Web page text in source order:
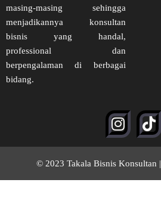
masing-masing sehingga
menjadikannya konsultan
bisnis yang handal,
professional dan
berpengalaman di berbagai
bidang.
© 2023 Takala Bisnis Konsultan |